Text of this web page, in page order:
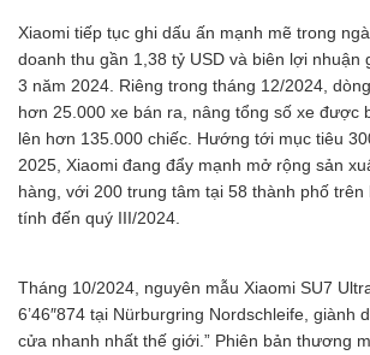
Xiaomi tiếp tục ghi dấu ấn mạnh mẽ trong
doanh thu gần 1,38 tỷ USD và biên lợi nhuận
3 năm 2024. Riêng trong tháng 12/2024,
hơn 25.000 xe bán ra, nâng tổng số xe được
lên hơn 135.000 chiếc. Hướng tới mục tiêu
2025, Xiaomi đang đẩy mạnh mở rộng sản
hàng, với 200 trung tâm tại 58 thành phố trên
tính đến quý III/2024.
Tháng 10/2024, nguyên mẫu Xiaomi SU7
6’46″874 tại Nürburgring Nordschleife, giành
cửa nhanh nhất thế giới.” Phiên bản thương